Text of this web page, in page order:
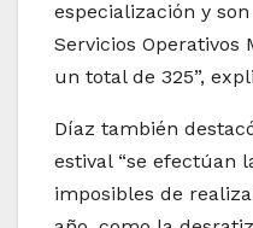
especialización y
Servicios Operativos
un total de 325”,
Díaz también
estival “se efectúan
imposibles de